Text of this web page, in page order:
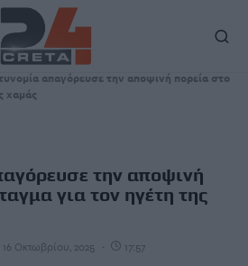
απαγόρευσε την αποψινή πορεία στο
χαμάς
την αποψινή
για τον ηγέτη της
16 Οκτωβρίου, 2025 17:57